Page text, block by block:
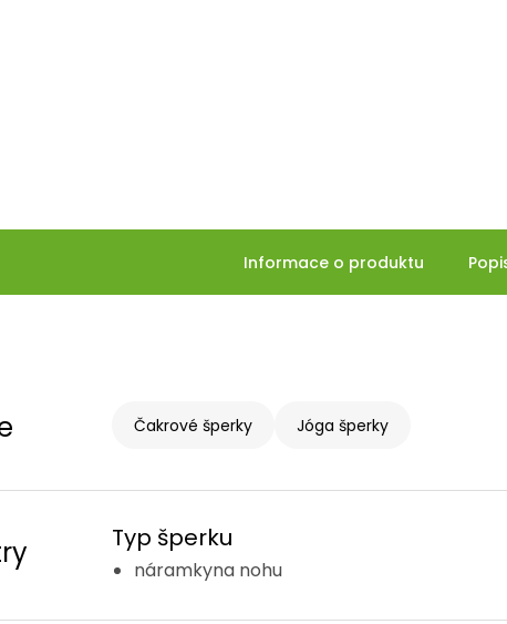
Informace o produktu
Čakrové šperky Jóga šperky
Typ šperku
náramkyna nohu